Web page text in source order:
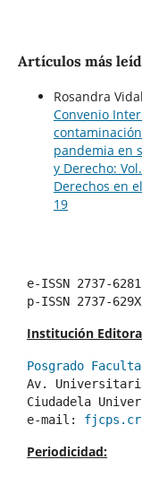
Artículos más
Rosandra
Convenio
pandemia en
y Derecho:
Derechos en
19
e-ISSN 2737-6281
p-ISSN 2737-629X
Institución
Posgrado
Av.
Ciudadela
e-mail:
Periodicidad: